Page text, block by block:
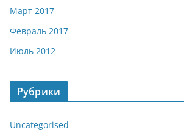
Март 2017
Февраль 2017
Июль 2012
Рубрики
Uncategorised